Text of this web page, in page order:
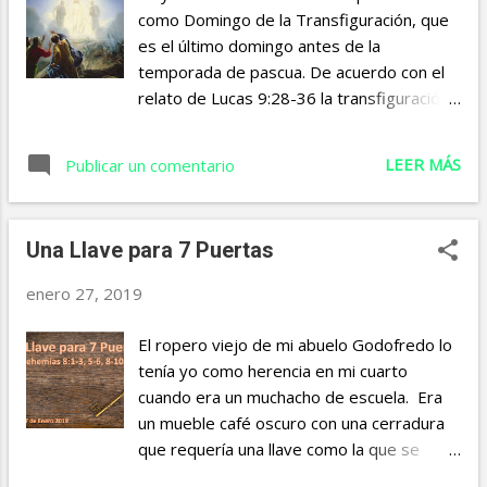
semejanza, pero sin pecado”, Hebreos
4:15 Al igual que nosotros, Jesús fue
tentado en todo, pero él no cedió a la
tentación, no perdió su objetivo, no se
salió del camino, no pecó; esa fue la
un ejemplo del proceso de tentación de
tentación. Haremos bien en aprender de
Jesús para que pueda decirse de nosotros
como Domingo de la Transfiguración, que
es el último domingo antes de la
temporada de pascua. De acuerdo con el
relato de Lucas 9:28-36 la transfiguración
grabara profundamente en los corazones
de quienes presenciaron este evento y de
alguna manera transfigurar sus corazones
elementos relacionados a la
reflexionamos en estos cinco elementos
también nuestros corazones.
Primeramente, la Transfiguración requirió
después de estas palabras, que tomó a
Publicar un comentario LEER MÁS
Una Llave para 7 Puertas
enero 27, 2019
El ropero viejo de mi abuelo Godofredo lo
tenía yo como herencia en mi cuarto
cuando era un muchacho de escuela. Era
un mueble café oscuro con una cerradura
que requería una llave como la que se